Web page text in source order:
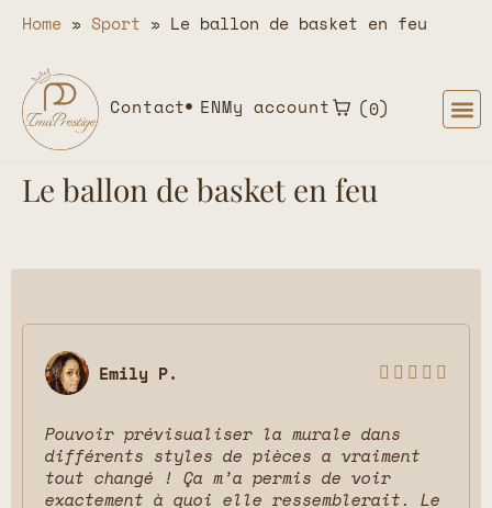
Home » Sport » Le ballon de basket en feu
Contact ENMy account 0
Le ballon de basket en feu
Emily P.     
Pouvoir prévisualiser la murale dans
différents styles de pièces a vraiment
tout changé ! Ça m’a permis de voir
exactement à quoi elle ressemblerait. Le